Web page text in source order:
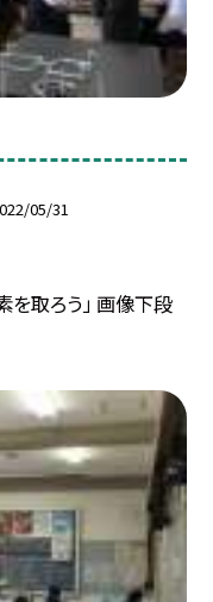
05/31
を取ろう」 画像下段